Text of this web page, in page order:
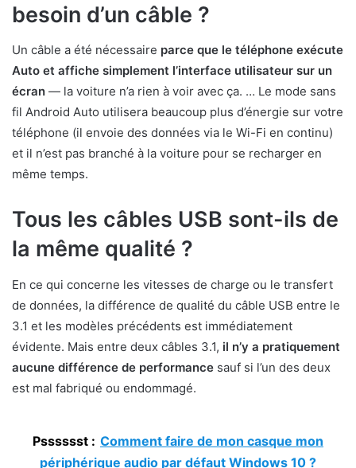
besoin d’un câble ?
Un câble a été nécessaire parce que le téléphone exécute
Auto et affiche simplement l’interface utilisateur sur un
écran — la voiture n’a rien à voir avec ça. … Le mode sans
fil Android Auto utilisera beaucoup plus d’énergie sur votre
téléphone (il envoie des données via le Wi-Fi en continu)
et il n’est pas branché à la voiture pour se recharger en
même temps.
Tous les câbles USB sont-ils de
la même qualité ?
En ce qui concerne les vitesses de charge ou le transfert
de données, la différence de qualité du câble USB entre le
3.1 et les modèles précédents est immédiatement
évidente. Mais entre deux câbles 3.1, il n’y a pratiquement
aucune différence de performance sauf si l’un des deux
est mal fabriqué ou endommagé.
Psssssst : Comment faire de mon casque mon
périphérique audio par défaut Windows 10 ?